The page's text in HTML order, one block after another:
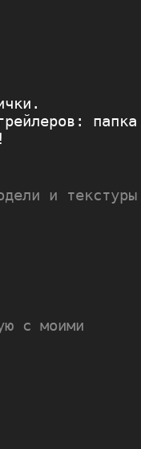
папка
и текстуры
с моими